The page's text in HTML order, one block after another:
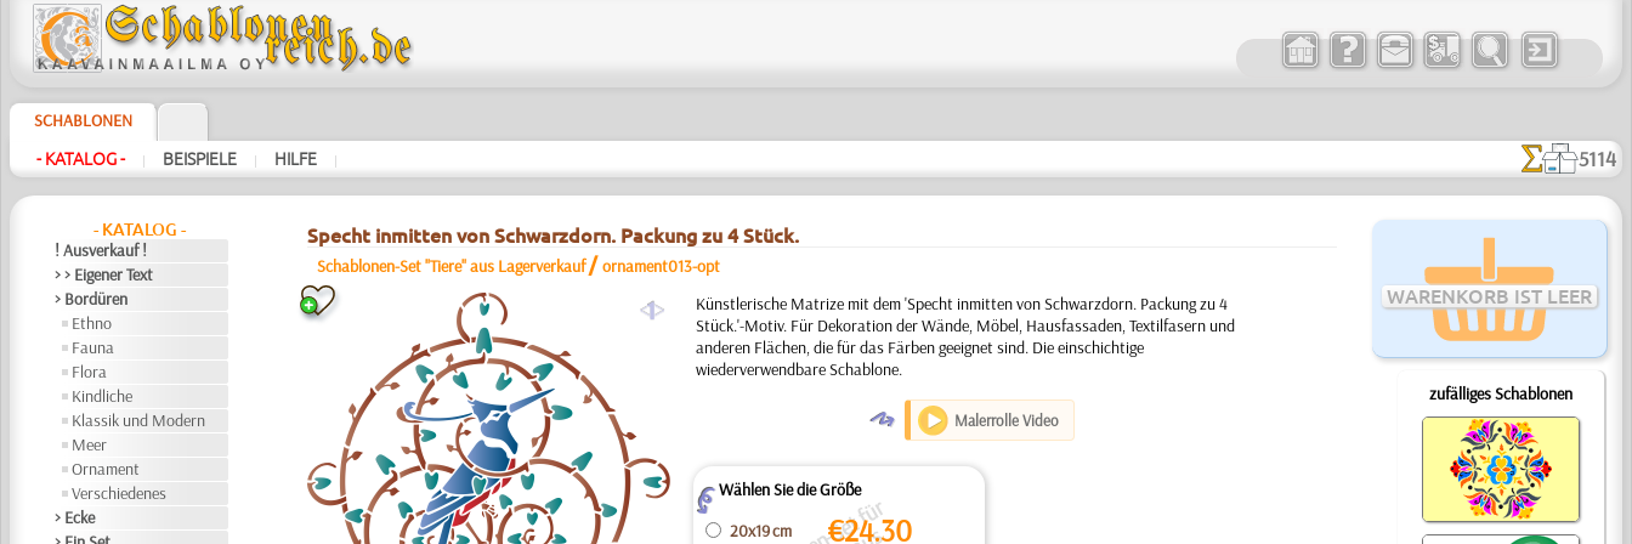
SCHABLONEN
- KATALOG - | BEISPIELE | HILFE | 5114
- KATALOG -
! Ausverkauf !
> > Eigener Text
> Bordüren
Ethno
Fauna
Flora
Kindliche
Klassik und Modern
Meer
Ornament
Verschiedenes
> Ecke
WARENKORB IST LEER
zufälliges Schablonen
Specht inmitten von Schwarzdorn. Packung zu 4 Stück.
Schablonen-Set "Tiere" aus Lagerverkauf /ornament013-opt
a
Künstlerische Matrize mit dem 'Specht inmitten von Schwarzdorn. Packung zu 4
Stück.'-Motiv. Für Dekoration der Wände, Möbel, Hausfassaden, Textilfasern und
anderen Flächen, die für das Färben geeignet sind. Die einschichtige
wiederverwendbare Schablone.
O Malerrolle Video
ZWählen Sie die Größe
20x19 cm €24.30